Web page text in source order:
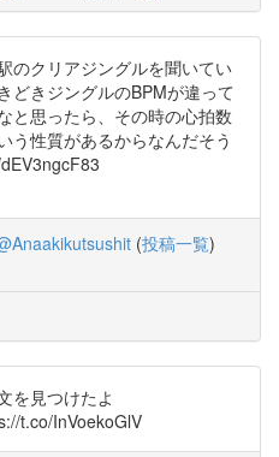
のクリアジングルを聞いてい
どきジングルのBPMが違って
と思ったら、その時の心拍数
う性質があるからなんだそう
(投稿一覧)
を見つけたよ
t.co/InVoekoGlV